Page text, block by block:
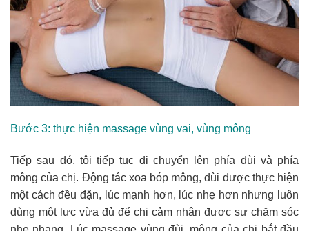
Bước 3: thực hiện massage vùng vai, vùng mông
Tiếp sau đó, tôi tiếp tục di chuyển lên phía đùi và phía
mông của chị. Động tác xoa bóp mông, đùi được thực hiện
một cách đều đặn, lúc mạnh hơn, lúc nhẹ hơn nhưng luôn
dùng một lực vừa đủ để chị cảm nhận được sự chăm sóc